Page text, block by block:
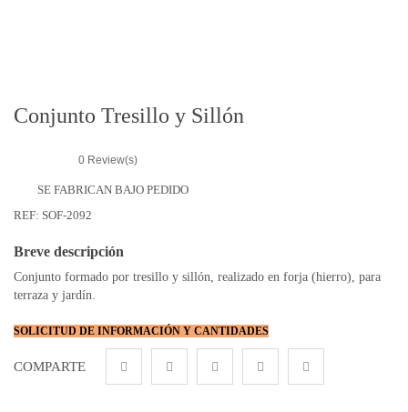
Conjunto Tresillo y Sillón
0 Review(s)
SE FABRICAN BAJO PEDIDO
REF: SOF-2092
Breve descripción
Conjunto formado por tresillo y sillón, realizado en forja (hierro), para
terraza y jardín.
SOLICITUD DE INFORMACIÓN Y CANTIDADES
COMPARTE